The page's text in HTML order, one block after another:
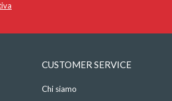
CUSTOMER SERVICE
Chi siamo